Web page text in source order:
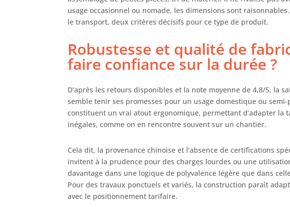
usage occasionnel ou nomade, les dimensions sont
le transport, deux critères décisifs pour ce type de produit.
Robustesse et qualité de
faire confiance sur la durée ?
D’après les retours disponibles et la note moyenne de 4,8/5, la
semble tenir ses promesses pour un usage domestique ou
constituent un vrai atout ergonomique, permettant d’adapter la
inégales, comme on en rencontre souvent sur un chantier.
Cela dit, la provenance chinoise et l’absence de certifications
invitent à la prudence pour des charges lourdes ou une
davantage dans une logique de polyvalence légère que dans
Pour des travaux ponctuels et variés, la construction paraît
avec le positionnement tarifaire.